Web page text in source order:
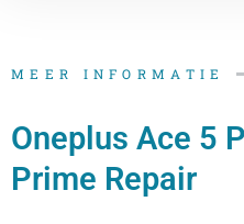
MEER INFORMATIE
Oneplus Ace 5
Prime Repair